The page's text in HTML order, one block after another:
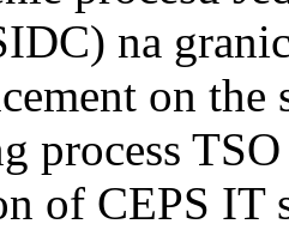
na
on
process
of CEPS IT